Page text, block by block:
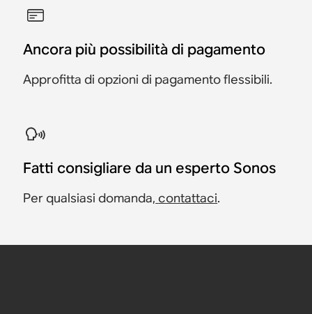
Ancora più possibilità di pagamento
Approfitta di opzioni di pagamento flessibili.
Fatti consigliare da un esperto Sonos
Per qualsiasi domanda, contattaci.